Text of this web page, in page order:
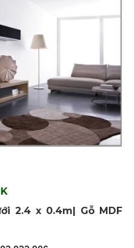
2.4 x 0.4m| Gỗ MDF